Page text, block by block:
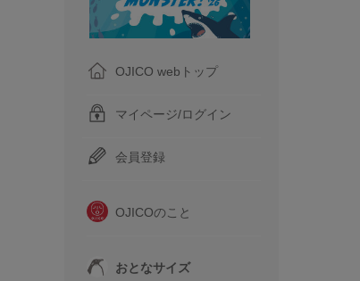
OJICO webトップ
マイページ/ログイン
会員登録
OJICOのこと
おとなサイズ